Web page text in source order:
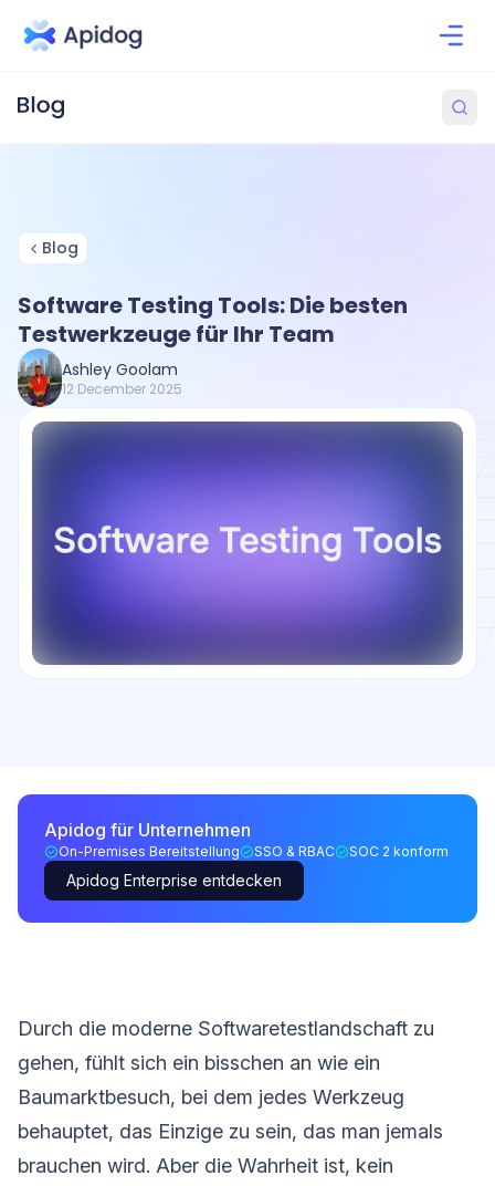
Blog
Software Testing Tools: Die besten
Testwerkzeuge für Ihr Team
Ashley Goolam
12 December 2025
Apidog für Unternehmen
On-Premises Bereitstellung SSO & RBAC SOC 2 konform
Apidog Enterprise entdecken
Durch die moderne Softwaretestlandschaft zu
gehen, fühlt sich ein bisschen an wie ein
Baumarktbesuch, bei dem jedes Werkzeug
behauptet, das Einzige zu sein, das man jemals
brauchen wird. Aber die Wahrheit ist, kein